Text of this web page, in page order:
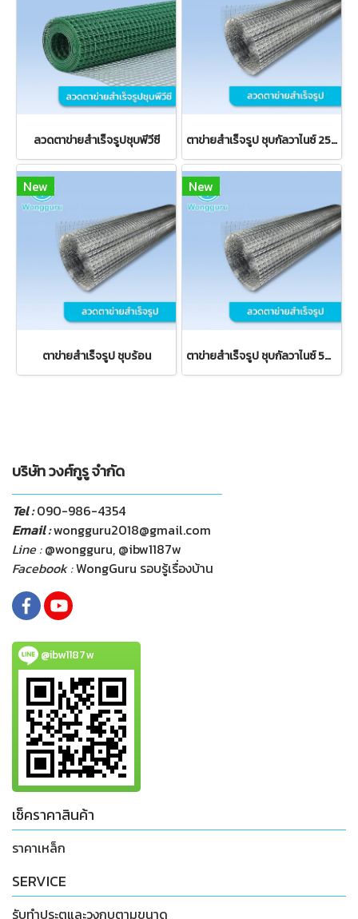
ลวดตาข่ายสำเร็จรูปชุบพีวีซี ตาข่ายสำเร็จรูป ชุบกัลวาไนซ์ 25x50 มม.
New
ตาข่ายสำเร็จรูป ชุบร้อน
New
ตาข่ายสำเร็จรูป ชุบกัลวาไนซ์ 50x50 มม.
บริษัท วงศ์กูรู จำกัด
Tel :090-986-4354
Email :wongguru2018@gmail.com
Line :@wongguru, @ibw1187w
Facebook :WongGuru รอบรู้เรื่องบ้าน
@ibw1187w
เช็คราคาสินค้า
ราคาเหล็ก
SERVICE
รับทำประตูและวงกบตามขนาด